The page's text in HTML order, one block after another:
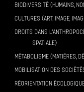
BIODIVERSITÉ (HUMAINS,
CULTURES (ART, IMAGE,
DROITS DANS
SPATIALE)
MÉTABOLISME (MATIÈRES,
MOBILISATION DES
RÉORIENTATION